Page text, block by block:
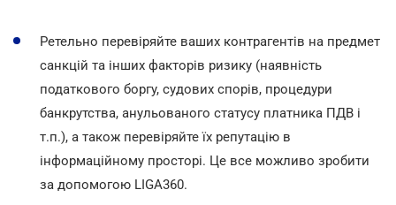
Ретельно перевіряйте ваших контрагентів на предмет
санкцій та інших факторів ризику (наявність
податкового боргу, судових спорів, процедури
банкрутства, анульованого статусу платника ПДВ і
т.п.), а також перевіряйте їх репутацію в
інформаційному просторі. Це все можливо зробити
за допомогою LIGA360.